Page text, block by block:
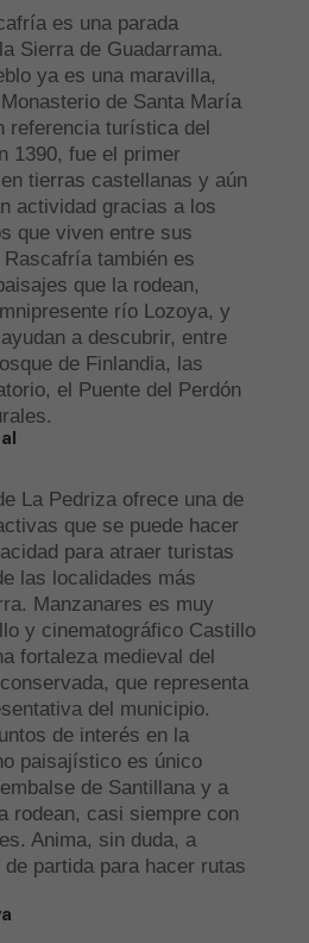
es una parada
Sierra de Guadarrama.
ya es una maravilla,
de Santa María
referencia turística del
1390, fue el primer
tierras castellanas y aún
actividad gracias a los
que viven entre sus
también es
que la rodean,
río Lozoya, y
a descubrir, entre
de Finlandia, las
el Puente del Perdón
La Pedriza ofrece una de
que se puede hacer
para atraer turistas
las localidades más
Manzanares es muy
y cinematográfico Castillo
fortaleza medieval del
que representa
del municipio.
de interés en la
paisajístico es único
de Santillana y a
rodean, casi siempre con
Anima, sin duda, a
partida para hacer rutas